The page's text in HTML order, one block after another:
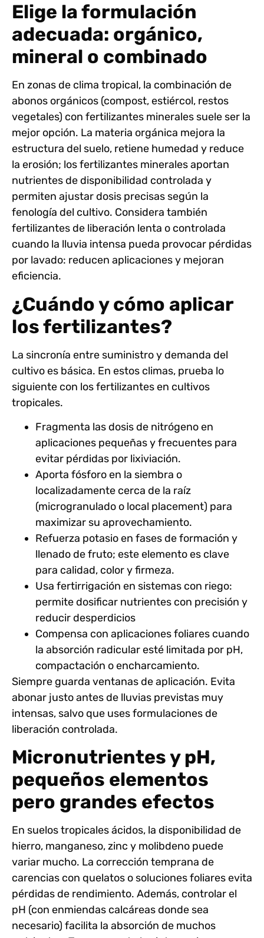
Elige la formulación
adecuada: orgánico,
mineral o combinado
En zonas de clima tropical, la combinación de
abonos orgánicos (compost, estiércol, restos
vegetales) con fertilizantes minerales suele ser la
mejor opción. La materia orgánica mejora la
estructura del suelo, retiene humedad y reduce
la erosión; los fertilizantes minerales aportan
nutrientes de disponibilidad controlada y
permiten ajustar dosis precisas según la
fenología del cultivo. Considera también
fertilizantes de liberación lenta o controlada
cuando la lluvia intensa pueda provocar pérdidas
por lavado: reducen aplicaciones y mejoran
eficiencia.
¿Cuándo y cómo aplicar
los fertilizantes?
La sincronía entre suministro y demanda del
cultivo es básica. En estos climas, prueba lo
siguiente con los fertilizantes en cultivos
tropicales.
Fragmenta las dosis de nitrógeno en
aplicaciones pequeñas y frecuentes para
evitar pérdidas por lixiviación.
Aporta fósforo en la siembra o
localizadamente cerca de la raíz
(microgranulado o local placement) para
maximizar su aprovechamiento.
Refuerza potasio en fases de formación y
llenado de fruto; este elemento es clave
para calidad, color y firmeza.
Usa fertirrigación en sistemas con riego:
permite dosificar nutrientes con precisión y
reducir desperdicios
Compensa con aplicaciones foliares cuando
la absorción radicular esté limitada por pH,
compactación o encharcamiento.
Siempre guarda ventanas de aplicación. Evita
abonar justo antes de lluvias previstas muy
intensas, salvo que uses formulaciones de
liberación controlada.
Micronutrientes y pH,
pequeños elementos
pero grandes efectos
En suelos tropicales ácidos, la disponibilidad de
hierro, manganeso, zinc y molibdeno puede
variar mucho. La corrección temprana de
carencias con quelatos o soluciones foliares evita
pérdidas de rendimiento. Además, controlar el
pH (con enmiendas calcáreas donde sea
necesario) facilita la absorción de muchos